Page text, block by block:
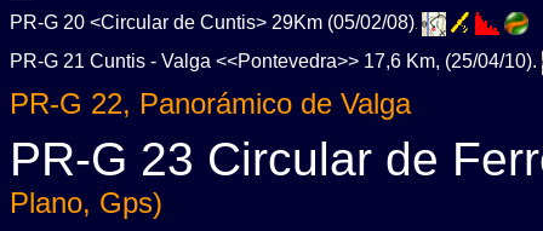
PR-G 20 <Circular de Cuntis> 29Km (05/02/08)
PR-G 21 Cuntis - Valga <<Pontevedra>> 17,6 Km, (25/04/10).
PR-G 22, Panorámico de Valga
PR-G 23 Circular de
Plano, Gps)